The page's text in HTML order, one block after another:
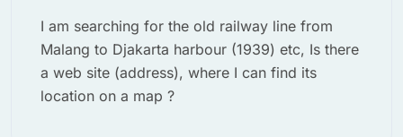
I am searching for the old railway line from
Malang to Djakarta harbour (1939) etc, Is there
a web site (address), where I can find its
location on a map ?